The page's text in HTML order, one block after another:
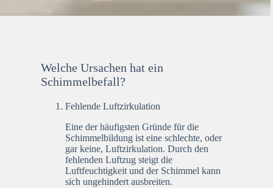
Welche Ursachen hat ein
Schimmelbefall?
Fehlende Luftzirkulation
Eine der häufigsten Gründe für die
Schimmelbildung ist eine schlechte, oder
gar keine, Luftzirkulation. Durch den
fehlenden Luftzug steigt die
Luftfeuchtigkeit und der Schimmel kann
sich ungehindert ausbreiten.